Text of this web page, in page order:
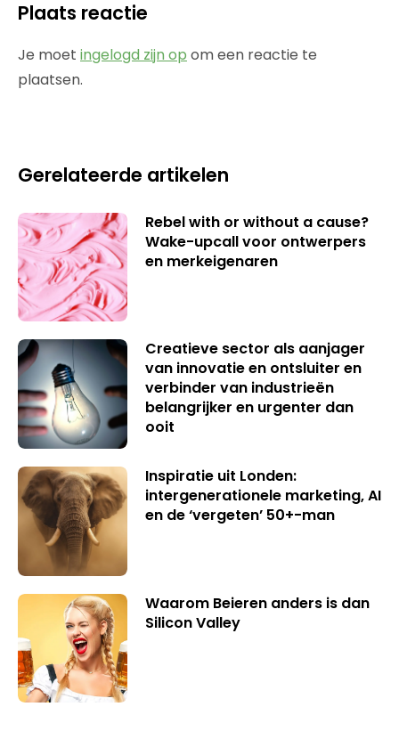
Plaats reactie
Je moet ingelogd zijn op om een reactie te
plaatsen.
Gerelateerde artikelen
Rebel with or without a cause?
Wake-upcall voor ontwerpers
en merkeigenaren
Creatieve sector als aanjager
van innovatie en ontsluiter en
verbinder van industrieën
belangrijker en urgenter dan
ooit
Inspiratie uit Londen:
intergenerationele marketing, AI
en de ‘vergeten’ 50+-man
Waarom Beieren anders is dan
Silicon Valley